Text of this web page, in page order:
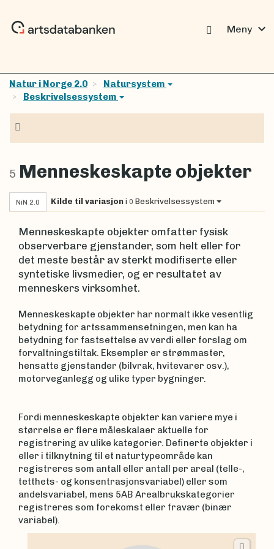
Meny expand_more
Natur i Norge 2.0
Natursystem
Beskrivelsessystem
5 Menneskeskapte objekter
NiN 2.0 Kilde til variasjon i 0 Beskrivelsessystem
Menneskeskapte objekter omfatter fysisk
observerbare gjenstander, som helt eller for
det meste består av sterkt modifiserte eller
syntetiske livsmedier, og er resultatet av
menneskers virksomhet.
Menneskeskapte objekter har normalt ikke vesentlig
betydning for artssammensetningen, men kan ha
betydning for fastsettelse av verdi eller forslag om
forvaltningstiltak. Eksempler er strømmaster,
hensatte gjenstander (bilvrak, hvitevarer osv.),
motorveganlegg og ulike typer bygninger.
Fordi menneskeskapte objekter kan variere mye i
størrelse er flere måleskalaer aktuelle for
registrering av ulike kategorier. Definerte objekter i
eller i tilknytning til et naturtypeområde kan
registreres som antall eller antall per areal (telle-,
tetthets- og konsentrasjonsvariabel) eller som
andelsvariabel, mens 5AB Arealbrukskategorier
registreres som forekomst eller fravær (binær
variabel).